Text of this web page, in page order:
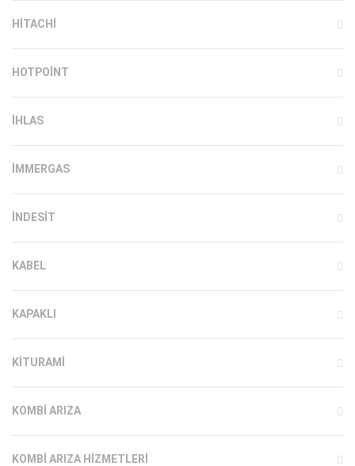
HITACHI
HOTPOINT
IHLAS
İMMERGAS
INDESIT
KABEL
KAPAKLI
KITURAMI
KOMBI ARIZA
KOMBI ARIZA HIZMETLERI